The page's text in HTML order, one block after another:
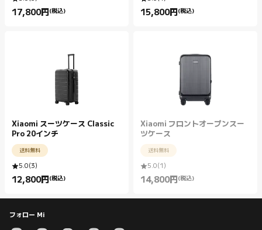
17,800円 (税込)
Current Price 円17800.00 15,800円 (税込)
Current Price 円15800.00
Xiaomi スーツケース Classic
Pro 20インチ
送料無料
5.0(3)
12,800円 (税込)
Current Price 円12800.00
Xiaomi フロントオープンスー
ツケース
送料無料
5.0(1 )
14,800円 (税込)
Current Price 円14800.00
フォロー Mi